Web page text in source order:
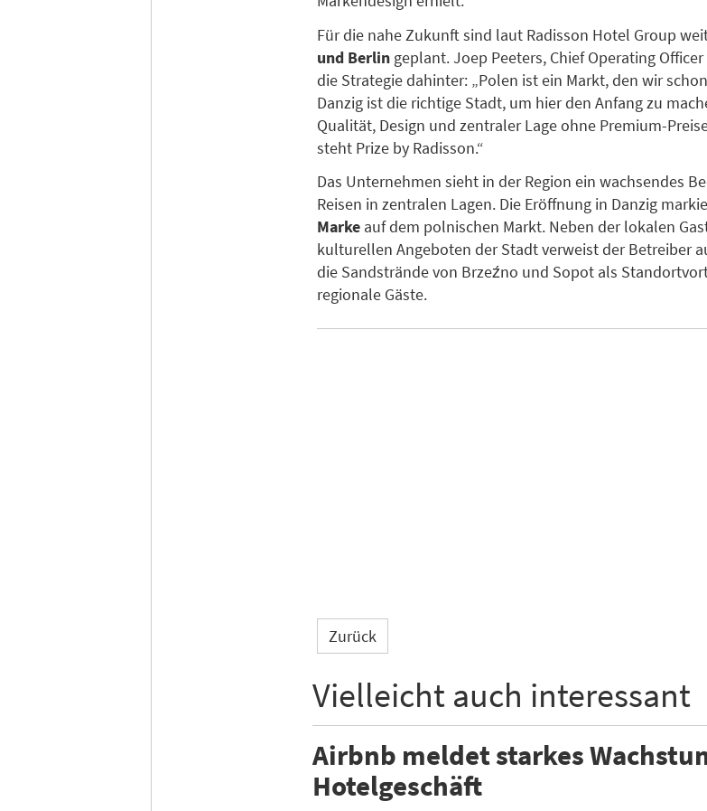
Für die nahe Zukunft sind laut Radisson Hotel Group
und Berlin geplant. Joep Peeters, Chief Operating
die Strategie dahinter: „Polen ist ein Markt, den wir
Danzig ist die richtige Stadt, um hier den Anfang zu
Qualität, Design und zentraler Lage ohne Premium-
steht Prize by Radisson.“
Das Unternehmen sieht in der Region ein wachsendes
Reisen in zentralen Lagen. Die Eröffnung in Danzig
Marke auf dem polnischen Markt. Neben der lokalen
kulturellen Angeboten der Stadt verweist der Betreiber
die Sandstrände von Brzeźno und Sopot als
regionale Gäste.
Zurück
Vielleicht auch interessant
Airbnb meldet starkes
Hotelgeschäft